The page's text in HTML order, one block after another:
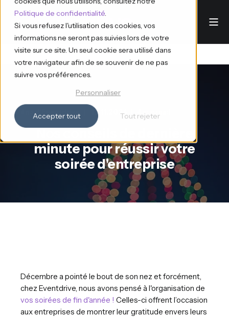
Politique de confidentialité.
Si vous refusez l'utilisation des cookies, vos
informations ne seront pas suivies lors de votre
visite sur ce site. Un seul cookie sera utilisé dans
votre navigateur afin de se souvenir de ne pas
suivre vos préférences.
Personnaliser
Accepter tout Tout rejeter
Ana d'Eventdrive 12.11.2024 4 min read
Nos conseils de dernière
minute pour réussir votre
soirée d'entreprise
Décembre a pointé le bout de son nez et forcément,
chez Eventdrive, nous avons pensé à l'organisation de
vos soirées de fin d'année ! Celles-ci offrent l’occasion
aux entreprises de montrer leur gratitude envers leurs